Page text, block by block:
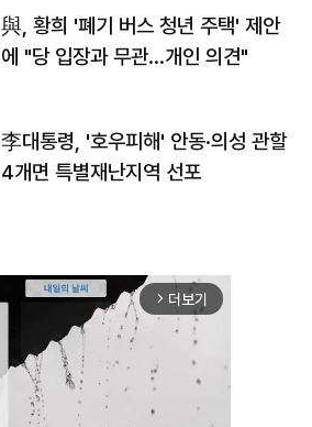
與, 황희 '폐기 버스 청년 주택' 제안
에 "당 입장과 무관…개인 의견"
李대통령, '호우피해' 안동·의성 관할
4개면 특별재난지역 선포
arrow_forward_ios 더보기